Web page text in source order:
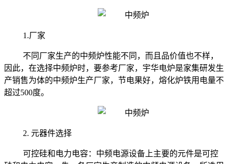
1.厂家
不同厂家生产的中频炉性能不同，而且品价值也不样，
因此，在选择中频炉时，要参考厂家，宇华电炉是家集研发生
产销售为体的中频炉生产厂家，节电果好，熔化炉铁用电量不
超过500度。
2. 元器件选择
可控硅和电力电容：中频电源设备上主要的元件是可控